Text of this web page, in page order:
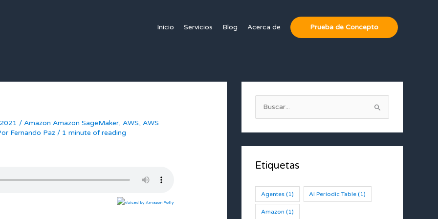
Inicio Servicios Blog Acerca de Prueba de Concepto
/Amazon Amazon SageMaker,AWS,AWS
Fernando Paz / 1 minute of reading
a
Etiquetas
Agentes(1) AI Periodic Table (1)
Amazon (1)